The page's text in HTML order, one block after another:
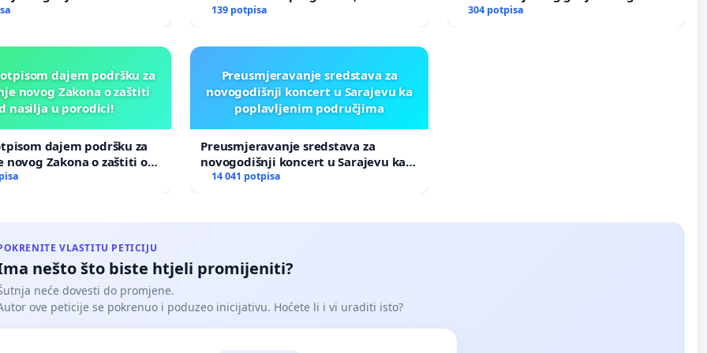
u historiji grada Tuzla
prijetnjama, hapšenjima
139 potpisa
asfaltne baze
304 potpisa
dajem podršku za
novog Zakona o zaštiti
nasilja u porodici!
dajem podršku za
novog Zakona o zaštiti od
Preusmjeravanje sredstava za
novogodišnji koncert u Sarajevu ka
poplavljenim područjima
Preusmjeravanje sredstava za
novogodišnji koncert u Sarajevu ka
poplavljenim područjima
14 041 potpisa
VLASTITU PETICIJU
nešto što biste htjeli promijeniti?
neće dovesti do promjene.
ove peticije se pokrenuo i poduzeo inicijativu. Hoćete li i vi uraditi isto?